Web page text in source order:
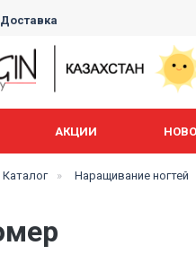
Доставка
АКЦИИ
Каталог » Наращивание ногтей